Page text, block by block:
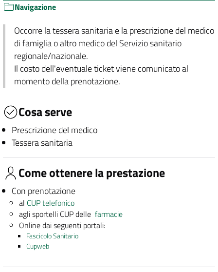
Navigazione
Occorre la tessera sanitaria e la prescrizione del medico
di famiglia o altro medico del Servizio sanitario
regionale/nazionale.
Il costo dell'eventuale ticket viene comunicato al
momento della prenotazione.
Cosa serve
Prescrizione del medico
Tessera sanitaria
Come ottenere la prestazione
Con prenotazione
al CUP telefonico
agli sportelli CUP dellefarmacie
Online dai seguenti portali:
Fascicolo Sanitario
Cupweb